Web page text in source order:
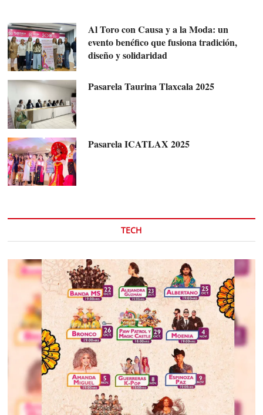
Al Toro con Causa y a la Moda: un
evento benéfico que fusiona tradición,
diseño y solidaridad
Pasarela Taurina Tlaxcala 2025
Pasarela ICATLAX 2025
TECH